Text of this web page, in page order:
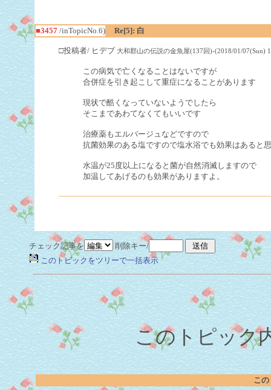
■3457/inTopicNo.6) Re[5]: 白
□投稿者/ ヒデブ 大和郡山の伝説の金魚屋(137回)-(2018/01/07(Sun)
この病気で亡くなることはないですが
合併症を引き起こして重症になることがあります
現状で酷くなっていないようでしたら
そこまであわてなくてもいいです
治療薬もエルバージュなどですので
抗菌効果のある塩ですので塩水浴でも効果はあると
水温が25度以上になると菌が自然消滅しますので
加温してあげるのも効果がありますよ。
チェック記事を
削除キー/
このトピックをツリーで一括表示
このトピック
こ